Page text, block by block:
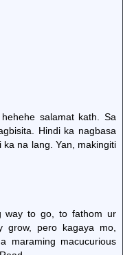
salamat kath. Sa
Hindi ka nagbasa
na lang. Yan, makingiti
way to go, to fathom ur
grow, pero kagaya mo,
maraming macucurious